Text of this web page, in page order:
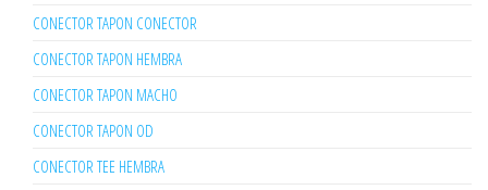
CONECTOR TAPON CONECTOR
CONECTOR TAPON HEMBRA
CONECTOR TAPON MACHO
CONECTOR TAPON OD
CONECTOR TEE HEMBRA